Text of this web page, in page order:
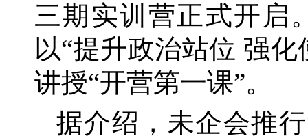
三期实训营正式开启
以“提升政治站位 强
讲授“开营第一课”。
据介绍，未企会推行